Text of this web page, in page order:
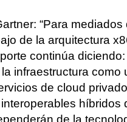
“Para
de la arquitectura
continúa
infraestructura
de cloud
de la